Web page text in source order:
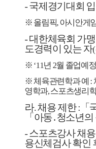
- 국제경기대회
※ 올림픽, 아시안게
-대한체육회 가
도경력이 있는 자
※ ‘11년 2월 졸업예
※ 체육관련학과 예 :
영학과, 스포츠생리
라. 채용 제한 :
「아동․청소년
-스포츠강사 채
용신체검사확인